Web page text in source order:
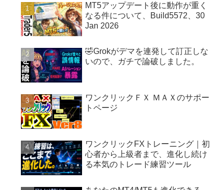
MT5アップデート後に動作が重く
なる件について、Build5572、30
Jan 2026
🤣Grokがデマを連発して訂正しな
いので、ガチで論破しました。
ワンクリックＦＸ ＭＡＸのサポー
トページ
ワンクリックFXトレーニング｜初
心者から上級者まで、進化し続け
る本気のトレード練習ツール